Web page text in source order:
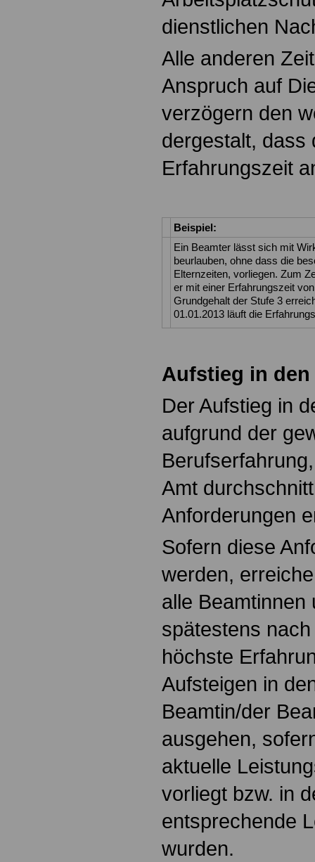
dienstlichen
Alle anderen
Anspruch auf
verzögern den
dergestalt, dass
Erfahrungszeit
Beispiel:
Ein Beamter lässt sich mit
beurlauben, ohne dass die
Elternzeiten, vorliegen. Zum
er mit einer Erfahrungszeit
Grundgehalt der Stufe 3
01.01.2013 läuft die
Aufstieg in
Der Aufstieg in
aufgrund der
Amt
Anforderungen
Sofern diese
werden,
alle Beamtinnen
spätestens
höchste
Aufsteigen in
Beamtin/der
ausgehen,
aktuelle
vorliegt bzw. in
entsprechende
wurden.